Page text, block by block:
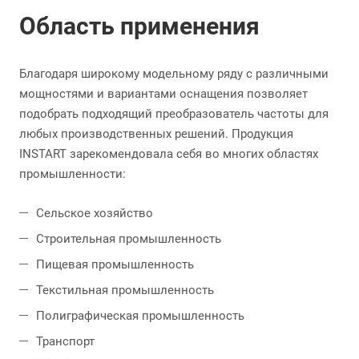
Область применения
Благодаря широкому модельному ряду с различными
мощностями и вариантами оснащения позволяет
подобрать подходящий преобразователь частоты для
любых производственных решений. Продукция
INSTART зарекомендовала себя во многих областях
промышленности:
Сельское хозяйство
Строительная промышленность
Пищевая промышленность
Текстильная промышленность
Полиграфическая промышленность
Транспорт